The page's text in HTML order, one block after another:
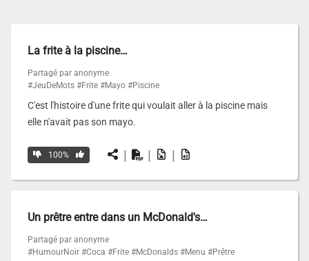
La frite à la piscine…
Partagé par anonyme
#JeuDeMots #Frite #Mayo #Piscine
C'est l'histoire d'une frite qui voulait aller à la piscine mais
elle n'avait pas son mayo.
100% | | |
Un prêtre entre dans un McDonald's…
Partagé par anonyme
#HumourNoir #Coca #Frite #McDonalds #Menu #Prêtre